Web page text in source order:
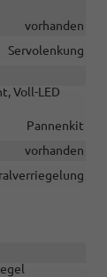
vorhanden
Servolenkung
Voll-LED
Pannenkit
vorhanden